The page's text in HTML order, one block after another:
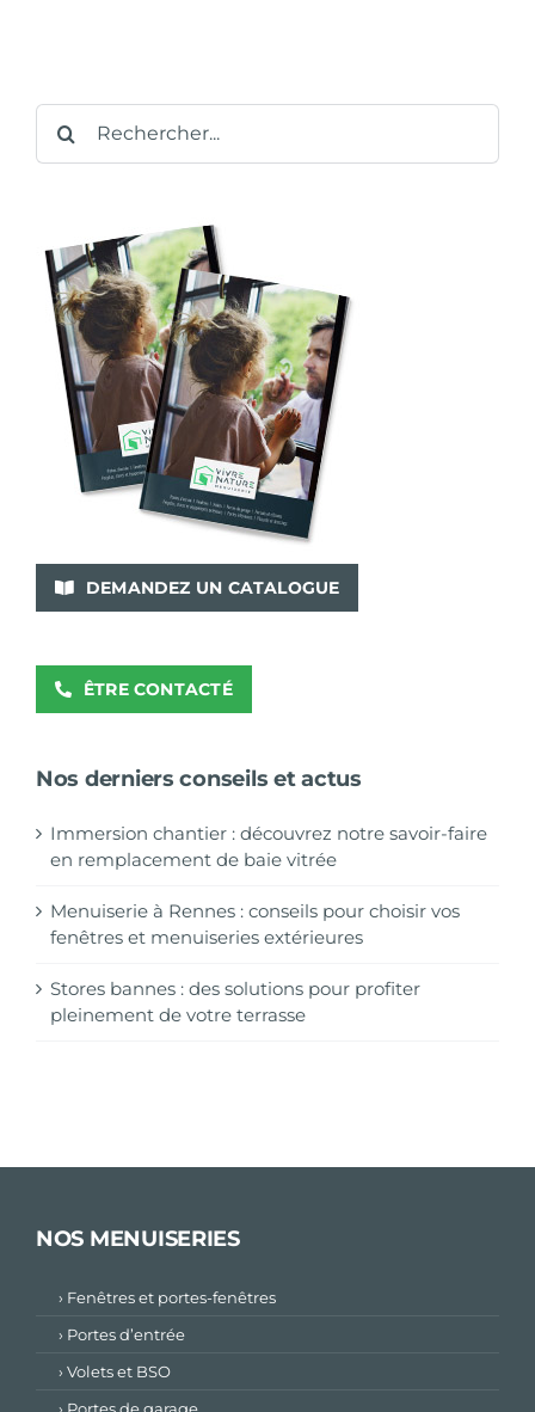
Rechercher:
DEMANDEZ UN CATALOGUE
ÊTRE CONTACTÉ
Nos derniers conseils et actus
Immersion chantier : découvrez notre savoir-faire
en remplacement de baie vitrée
Menuiserie à Rennes : conseils pour choisir vos
fenêtres et menuiseries extérieures
Stores bannes : des solutions pour profiter
pleinement de votre terrasse
NOS MENUISERIES
› Fenêtres et portes-fenêtres
› Portes d’entrée
› Volets et BSO
› Portes de garage